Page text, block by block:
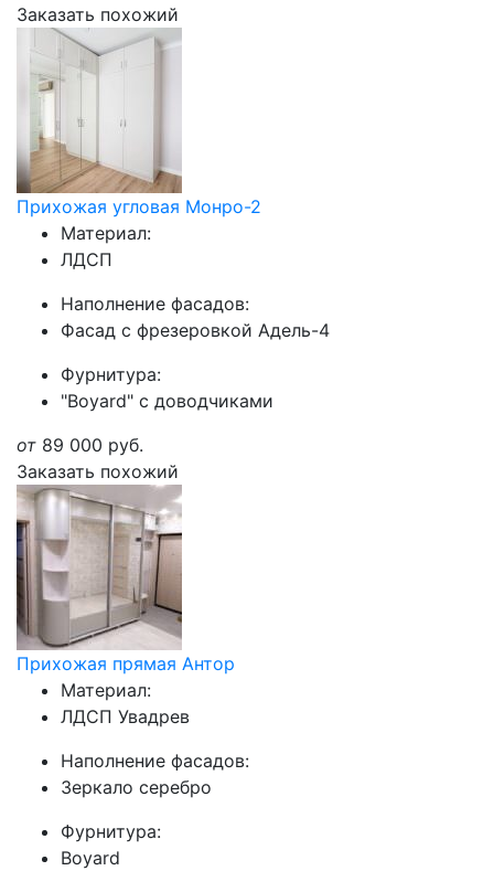
Заказать похожий
Прихожая угловая Монро-2
Материал:
ЛДСП
Наполнение фасадов:
Фасад с фрезеровкой Адель-4
Фурнитура:
"Boyard" с доводчиками
от 89 000 руб.
Заказать похожий
Прихожая прямая Антор
Материал:
ЛДСП Увадрев
Наполнение фасадов:
Зеркало серебро
Фурнитура:
Boyard